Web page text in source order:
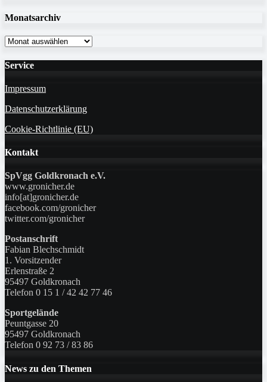
Monatsarchiv
Monatsarchiv
Service
Impressum
Datenschutzerklärung
Cookie-Richtlinie (EU)
Kontakt
SpVgg Goldkronach e.V.
www.gronicher.de
info[at]gronicher.de
facebook.com/gronicher
twitter.com/gronicher
Postanschrift
Fabian Blechschmidt
1. Vorsitzender
Erlenstraße 2
95497 Goldkronach
Telefon 0 15 1 / 42 42 77 46
Sportgelände
Peuntgasse 20
95497 Goldkronach
Telefon 0 92 73 / 83 86
News zu den Themen